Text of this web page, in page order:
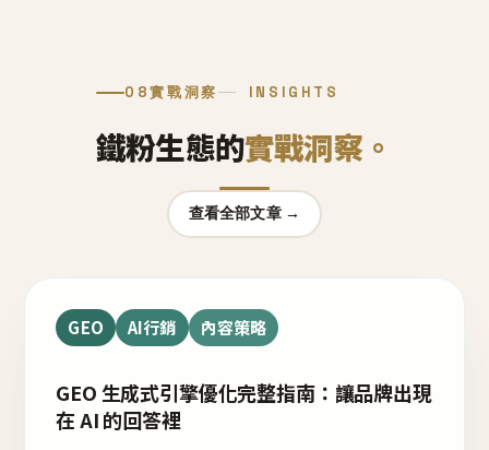
08實戰洞察 INSIGHTS
鐵粉生態的實戰洞察。
查看全部文章 →
GEO AI行銷 內容策略
GEO 生成式引擎優化完整指南：讓品牌出現
在 AI 的回答裡